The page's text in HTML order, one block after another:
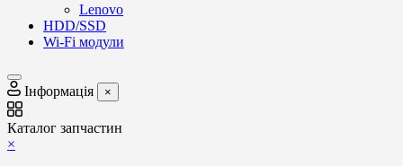
Lenovo
HDD/SSD
Wi-Fi модули
Інформація ×
Каталог запчастин
×